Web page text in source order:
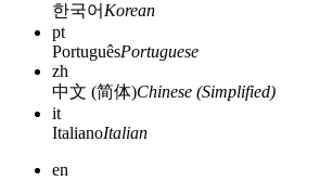
한국어 Korean
pt
PortuguêsPortuguese
zh
中文 (简体)Chinese (Simplified)
it
ItalianoItalian
en